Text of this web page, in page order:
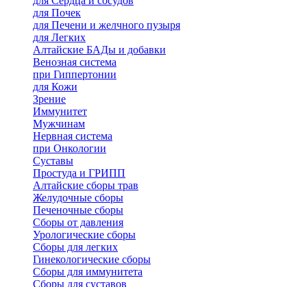
для Почек
для Печени и желчного пузыря
для Легких
Алтайские БАДы и добавки
Венозная система
при Гиппертонии
для Кожи
Зрение
Иммунитет
Мужчинам
Нервная система
при Онкологии
Суставы
Простуда и ГРИПП
Алтайские сборы трав
Желудочные сборы
Печеночные сборы
Сборы от давления
Урологические сборы
Сборы для легких
Гинекологические сборы
Сборы для иммунитета
Сборы для суставов